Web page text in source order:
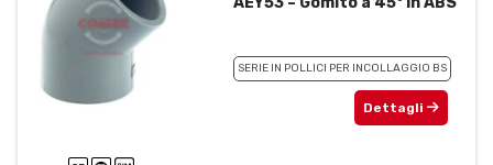
SERIE IN POLLICI PER INCOLLAGGIO BS
Dettagli